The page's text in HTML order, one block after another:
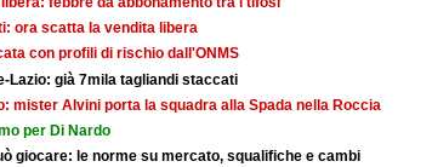
ora scatta la vendita libera
con profili di rischio dall'ONMS
Lazio: già 7mila tagliandi staccati
mister Alvini porta la squadra alla Spada nella Roccia
per Di Nardo
giocare: le norme su mercato, squalifiche e cambi